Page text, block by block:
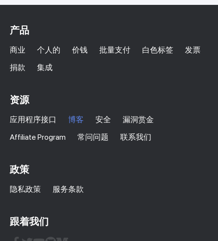
产品
商业 个人的 价钱 批量支付 白色标签
发票
捐款
集成
资源
应用程序接口 博客 安全
漏洞赏金
Affiliate Program
常问问题 联系我们
政策
隐私政策 服务条款
跟着我们